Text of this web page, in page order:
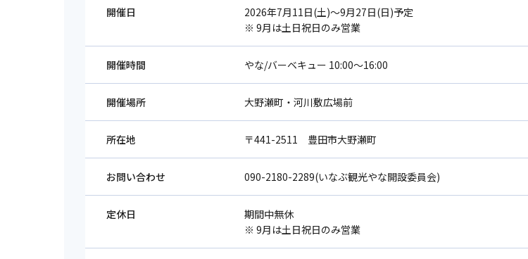
開催日
2026年7月11日(土)～9月27日(日)予定
※ 9月は土日祝日のみ営業
開催時間 やな/バーベキュー 10:00～16:00
開催場所 大野瀬町・河川敷広場前
所在地 〒441-2511 豊田市大野瀬町
お問い合わせ 090-2180-2289(いなぶ観光やな開設委員会)
定休日
期間中無休
※ 9月は土日祝日のみ営業